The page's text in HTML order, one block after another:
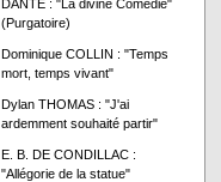
DANTE : "La divine Comédie"
(Purgatoire)
Dominique COLLIN : "Temps
mort, temps vivant"
Dylan THOMAS : "J'ai
ardemment souhaité partir"
E. B. DE CONDILLAC :
"Allégorie de la statue"